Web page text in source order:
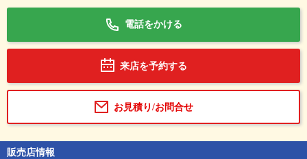
電話をかける
来店を予約する
お見積り/お問合せ
販売店情報